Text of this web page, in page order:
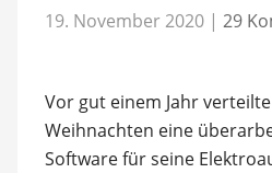
19. November 2020 | 29
Vor gut einem Jahr
Weihnachten eine
Software für seine